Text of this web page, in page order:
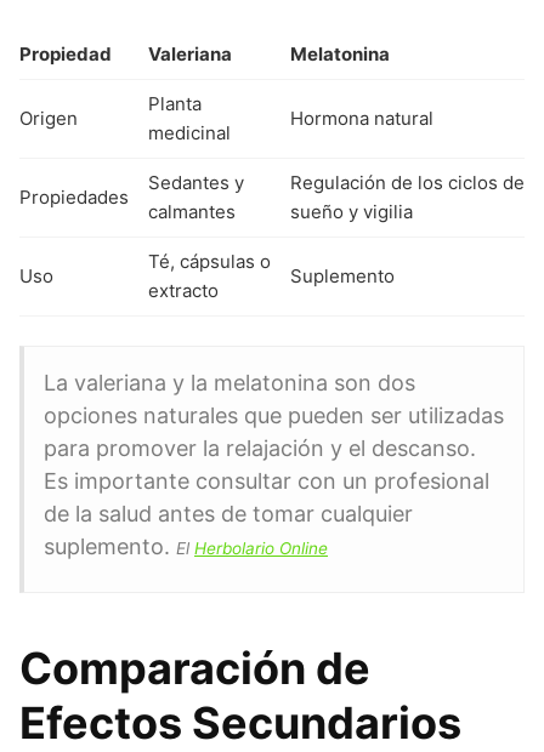
Propiedad Valeriana Melatonina
Origen
Planta
medicinal
Hormona natural
Propiedades
Sedantes y
calmantes
Regulación de los ciclos de
sueño y vigilia
Uso
Té, cápsulas o
extracto
Suplemento
La valeriana y la melatonina son dos
opciones naturales que pueden ser utilizadas
para promover la relajación y el descanso.
Es importante consultar con un profesional
de la salud antes de tomar cualquier
suplemento. El Herbolario Online
Comparación de
Efectos Secundarios